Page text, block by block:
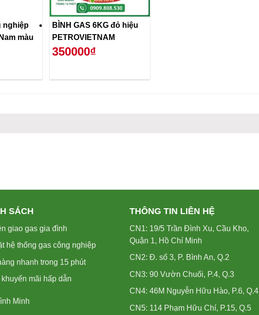
nghiệp
màu
BÌNH GAS 6KG đỏ hiệu
PETROVIETNAM
350000₫
SÁCH
giao gas gia đình
hệ thống gas công nghiệp
nhanh trong 15 phút
khuyến mãi hấp dẫn
Minh
THÔNG TIN LIÊN HỆ
CN1: 19/5 Trần Đình Xu, Cầu Kho,
Quận 1, Hồ Chí Minh
CN2: Đ. số 3, P. Bình An, Q.2
CN3: 90 Vườn Chuối, P.4, Q.3
CN4: 46M Nguyễn Hữu Hào, P.6, Q.4
CN5: 114 Phạm Hữu Chí, P.15, Q.5